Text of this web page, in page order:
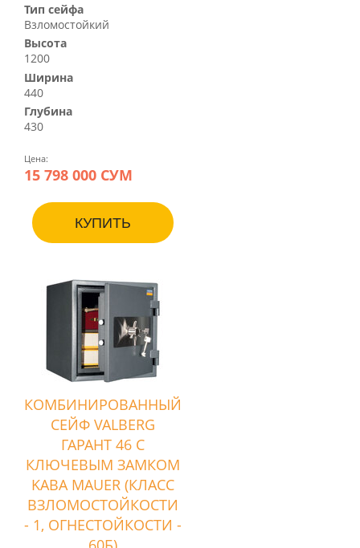
Тип сейфа
Взломостойкий
Высота
1200
Ширина
440
Глубина
430
Цена:
15 798 000 СУМ
КУПИТЬ
КОМБИНИРОВАННЫЙ
СЕЙФ VALBERG
ГАРАНТ 46 С
КЛЮЧЕВЫМ ЗАМКОМ
KABA MAUER (КЛАСС
ВЗЛОМОСТОЙКОСТИ
- 1, ОГНЕСТОЙКОСТИ -